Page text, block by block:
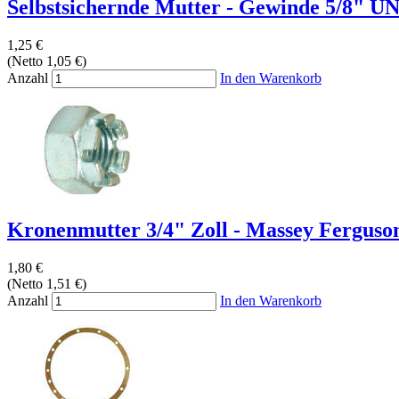
Selbstsichernde Mutter - Gewinde 5/8"
1,25 €
(Netto 1,05 €)
Anzahl
In den Warenkorb
Kronenmutter 3/4" Zoll - Massey
1,80 €
(Netto 1,51 €)
Anzahl
In den Warenkorb